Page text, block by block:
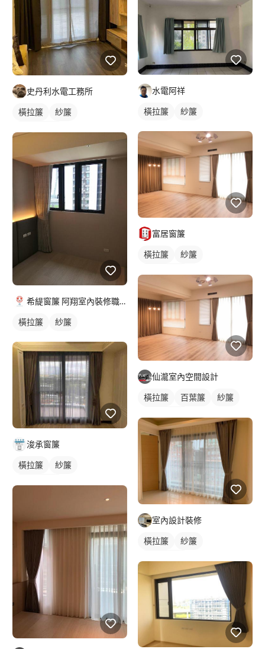
史丹利水電工務所
橫拉簾
紗簾
希緹窗簾 阿翔室內裝修職人
橫拉簾 紗簾
浚承窗簾
橫拉簾
紗簾
水電阿祥
橫拉簾 紗簾
富居窗簾
橫拉簾
紗簾
仙瀧室內空間設計
橫拉簾 百葉簾
紗簾
室內設計裝修
橫拉簾
紗簾